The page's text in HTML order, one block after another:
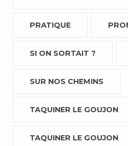
PRATIQUE
SI ON SORTAIT ?
SUR NOS CHEMINS
TAQUINER LE GOUJON
TAQUINER LE GOUJON